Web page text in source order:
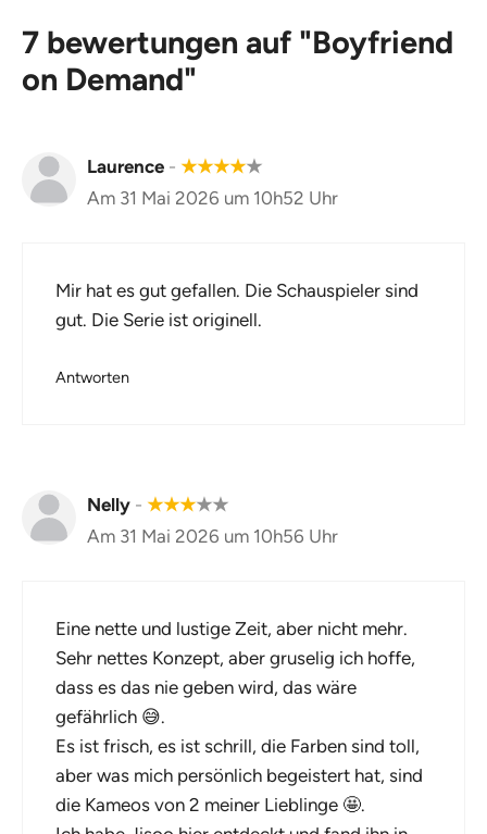
7 bewertungen auf "Boyfriend
on Demand"
Laurence - ★★★★★
Am 31 Mai 2026 um 10h52 Uhr
Mir hat es gut gefallen. Die Schauspieler sind
gut. Die Serie ist originell.
Antworten
Nelly - ★★★★★
Am 31 Mai 2026 um 10h56 Uhr
Eine nette und lustige Zeit, aber nicht mehr.
Sehr nettes Konzept, aber gruselig ich hoffe,
dass es das nie geben wird, das wäre
gefährlich 😅.
Es ist frisch, es ist schrill, die Farben sind toll,
aber was mich persönlich begeistert hat, sind
die Kameos von 2 meiner Lieblinge 🤩.